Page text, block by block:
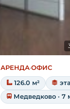
АРЕНДА·ОФИС
126.0 м²
Медведково · 7